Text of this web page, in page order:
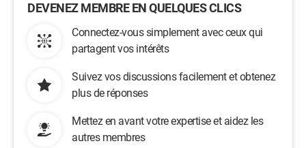
DEVENEZ MEMBRE EN QUELQUES CLICS
Connectez-vous simplement avec ceux qui
partagent vos intérêts
Suivez vos discussions facilement et obtenez
plus de réponses
Mettez en avant votre expertise et aidez les
autres membres